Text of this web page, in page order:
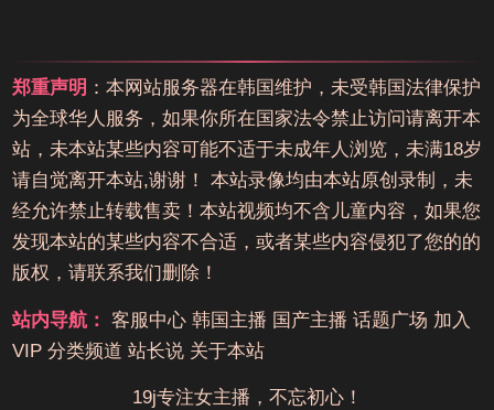
郑重声明 ：本网站服务器在韩国维护，未受韩国法律保护
为全球华人服务，如果你所在国家法令禁止访问请离开本
站，未本站某些内容可能不适于未成年人浏览，未满18岁
请自觉离开本站,谢谢！ 本站录像均由本站原创录制，未
经允许禁止转载售卖！本站视频均不含儿童内容，如果您
发现本站的某些内容不合适，或者某些内容侵犯了您的的
版权，请联系我们删除！
站内导航： 客服中心 韩国主播 国产主播 话题广场 加入
VIP 分类频道 站长说 关于本站
19j专注女主播，不忘初心！